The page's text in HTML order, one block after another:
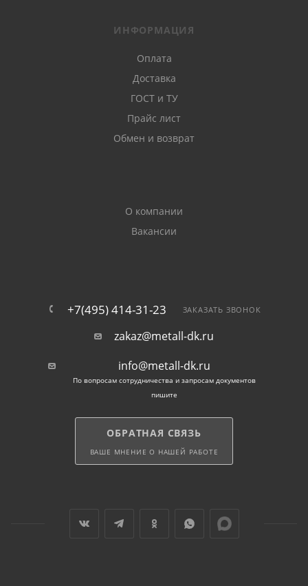
ИНФОРМАЦИЯ
Оплата
Доставка
ГОСТ и ТУ
Прайс лист
Обмен и возврат
О компании
Вакансии
+7(495) 414-31-23 ЗАКАЗАТЬ ЗВОНОК
zakaz@metall-dk.ru
info@metall-dk.ru
По вопросам сотрудничества и запросам документов
пишите
ОБРАТНАЯ СВЯЗЬ
ВАШЕ МНЕНИЕ О НАШЕЙ РАБОТЕ